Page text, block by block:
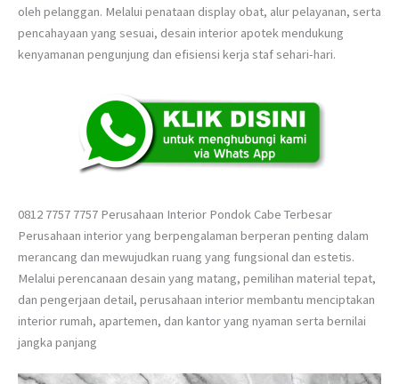
oleh pelanggan. Melalui penataan display obat, alur pelayanan, serta
pencahayaan yang sesuai, desain interior apotek mendukung
kenyamanan pengunjung dan efisiensi kerja staf sehari-hari.
0812 7757 7757 Perusahaan Interior Pondok Cabe Terbesar
Perusahaan interior yang berpengalaman berperan penting dalam
merancang dan mewujudkan ruang yang fungsional dan estetis.
Melalui perencanaan desain yang matang, pemilihan material tepat,
dan pengerjaan detail, perusahaan interior membantu menciptakan
interior rumah, apartemen, dan kantor yang nyaman serta bernilai
jangka panjang